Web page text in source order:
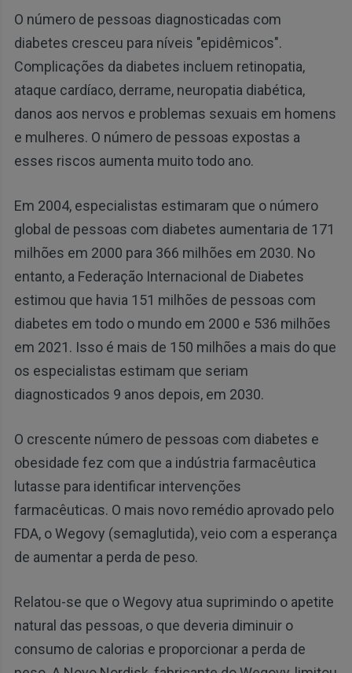
O número de pessoas diagnosticadas com
diabetes cresceu para níveis "epidêmicos".
Complicações da diabetes incluem retinopatia,
ataque cardíaco, derrame, neuropatia diabética,
danos aos nervos e problemas sexuais em homens
e mulheres. O número de pessoas expostas a
esses riscos aumenta muito todo ano.
Em 2004, especialistas estimaram que o número
global de pessoas com diabetes aumentaria de 171
milhões em 2000 para 366 milhões em 2030. No
entanto, a Federação Internacional de Diabetes
estimou que havia 151 milhões de pessoas com
diabetes em todo o mundo em 2000 e 536 milhões
em 2021. Isso é mais de 150 milhões a mais do que
os especialistas estimam que seriam
diagnosticados 9 anos depois, em 2030.
O crescente número de pessoas com diabetes e
obesidade fez com que a indústria farmacêutica
lutasse para identificar intervenções
farmacêuticas. O mais novo remédio aprovado pelo
FDA, o Wegovy (semaglutida), veio com a esperança
de aumentar a perda de peso.
Relatou-se que o Wegovy atua suprimindo o apetite
natural das pessoas, o que deveria diminuir o
consumo de calorias e proporcionar a perda de